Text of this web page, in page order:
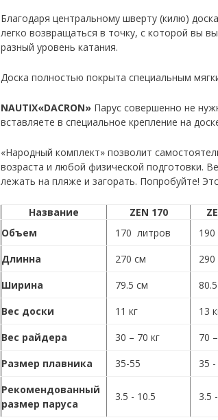
Благодаря центральному шверту (килю)
легко возвращаться в точку, с которой вы
разный уровень катания.
Доска полностью покрыта специальным
NAUTIX«DACRON» Парус совершенно не
вставляете в специальное крепление на
«Народный комплект» позволит
возраста и любой физической подготовки.
лежать на пляже и загорать. Попробуйте!
Название ZEN 170
Объем
170 литров
Длинна
270 см 290
Ширина
79.5 см
Вес доски
11 кг 13
Вес райдера
30 – 70 кг 70
Размер плавника
35-55 35
Рекомендованный
размер паруса
3.5 - 10.5 3.5